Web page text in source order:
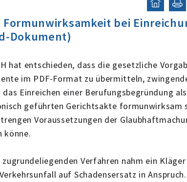
Formunwirksamkeit bei
Dokument)
hat entschieden, dass die gesetzliche
im PDF-Format zu übermitteln,
das Einreichen einer Berufungsbegründung
geführten Gerichtsakte formunwirksam
Voraussetzungen der
könne.
zugrundeliegenden Verfahren nahm ein
auf Schadensersatz in